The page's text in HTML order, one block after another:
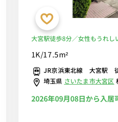
大宮駅徒歩8分／女性もうれし
るWi-Fi格安レンタル中！
1K/17.5m²
JR京浜東北線 大宮駅
埼玉県 さいたま市大宮区
2026年09月08日から入居